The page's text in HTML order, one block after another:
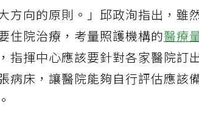
方向的原則。」邱政洵指出，
住院治療，考量照護機構的醫療
指揮中心應該要針對各家醫院訂
病床，讓醫院能夠自行評估應該